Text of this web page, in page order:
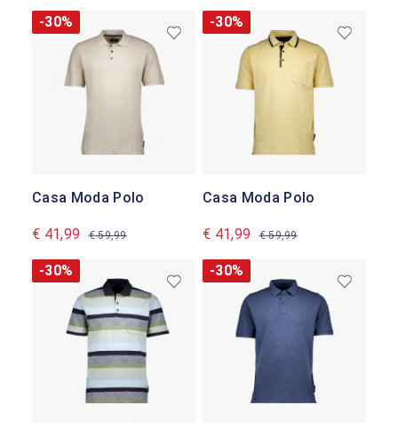
-30%
Casa Moda Polo
€ 41,99 € 59,99
-30%
Casa Moda Polo
€ 41,99 € 59,99
-30% -30%